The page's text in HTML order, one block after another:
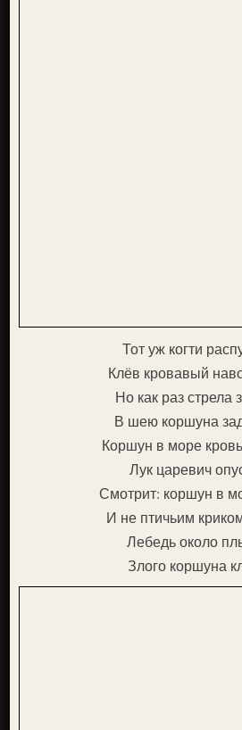
Тот уж когти
Клёв кровавый
Но как раз стрела
В шею коршуна
Коршун в море
Лук царевич
Смотрит: коршун в
И не птичьим
Лебедь около
Злого коршуна